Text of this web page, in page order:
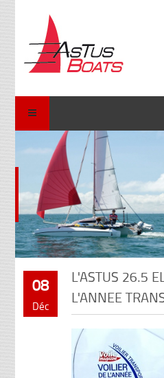
•••••
08
Déc
L'ASTUS 26.5
L'ANNEE